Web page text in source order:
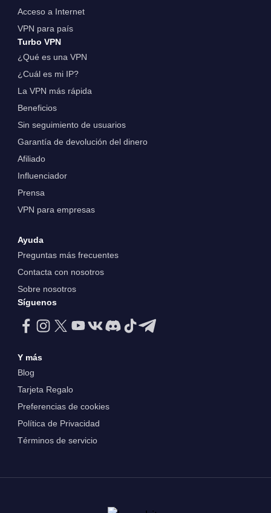
Acceso a Internet
VPN para país
Turbo VPN
¿Qué es una VPN
¿Cuál es mi IP?
La VPN más rápida
Beneficios
Sin seguimiento de usuarios
Garantía de devolución del dinero
Afiliado
Influenciador
Prensa
VPN para empresas
Ayuda
Preguntas más frecuentes
Contacta con nosotros
Sobre nosotros
Síguenos
Y más
Blog
Tarjeta Regalo
Preferencias de cookies
Política de Privacidad
Términos de servicio